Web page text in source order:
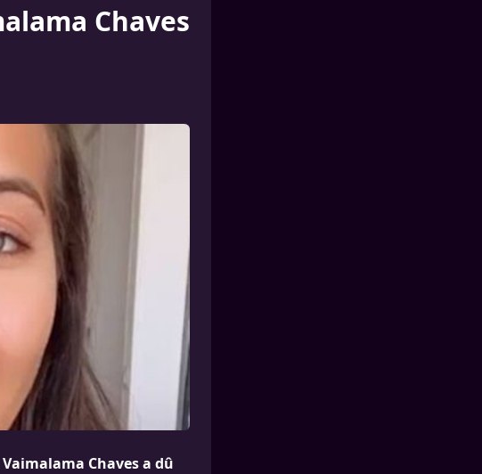
Chaves
Chaves a dû